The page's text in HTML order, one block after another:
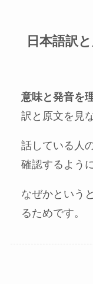
日本語訳
意味と発音を
訳と原文を見
話している人
確認するよう
なぜかという
るためです。